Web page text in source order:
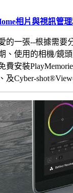
相片與視訊管
的一張--根據需要
、使用的相機/鏡
安裝
及Cyber-